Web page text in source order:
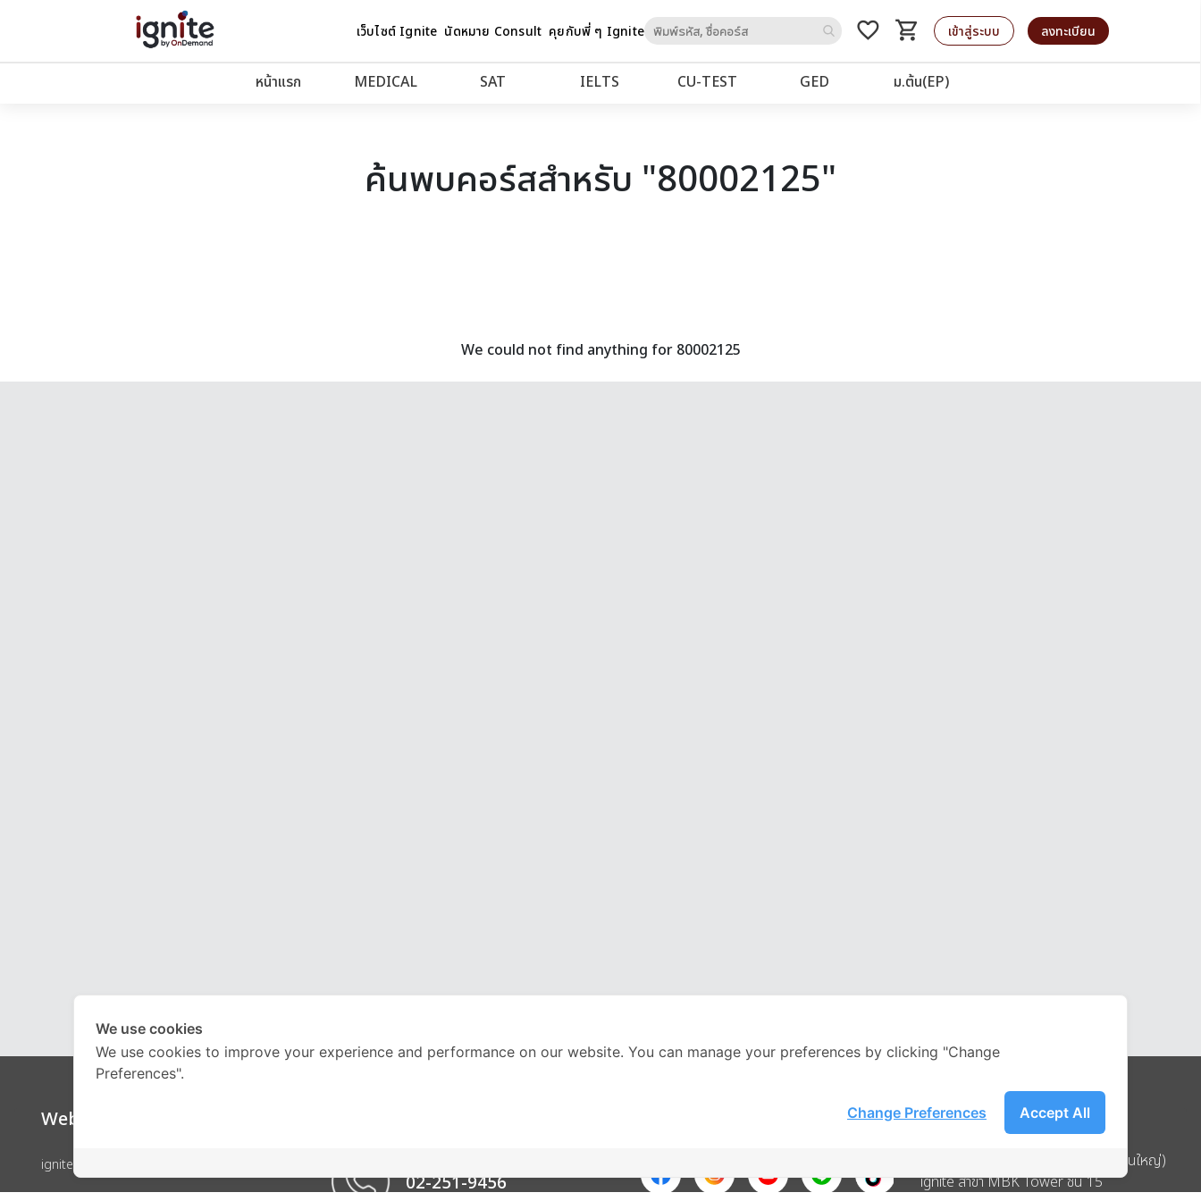
เว็บไซต์ Ignite นัดหมาย Consult คุยกับพี่ ๆ Igniteto
favorite_border shopping_cart
รถเข็น เข้าสู่ระบบ ลงทะเบียน
หน้าแรก MEDICAL SAT IELTS CU‑TEST GED ม.ต้น(EP)
ค้นพบคอร์สสำหรับ "80002125"
We could not find anything for 80002125
Website
ignite by OnDemand
02-251-9456
Address
บริษัท อิกไนท์ เอ สตาร์ จำกัด (สำนักงานใหญ่)
ignite สาขา MBK Tower ชั้น 15
We use cookies
We use cookies to improve your experience and performance on our website. You can manage your preferences by clicking "Change
Preferences".
Accept All
Change Preferences